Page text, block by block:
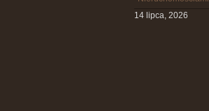
14 lipca, 2026